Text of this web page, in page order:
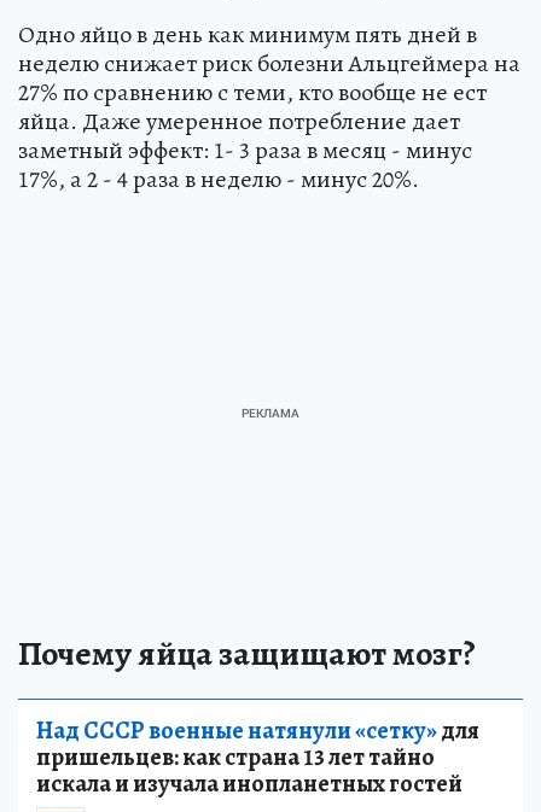
Одно яйцо в день как минимум пять дней в
неделю снижает риск болезни Альцгеймера на
27% по сравнению с теми, кто вообще не ест
яйца. Даже умеренное потребление дает
заметный эффект: 1- 3 раза в месяц - минус
17%, а 2 - 4 раза в неделю - минус 20%.
Почему яйца защищают мозг?
Над СССР военные натянули «сетку»для
пришельцев: как страна 13 лет тайно
искала и изучала инопланетных гостей